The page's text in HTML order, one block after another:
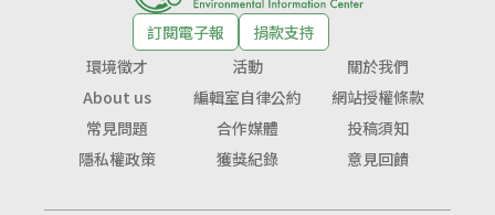
訂閱電子報
捐款支持
環境徵才
活動
關於我們
About us
編輯室自律公約
網站授權條款
常見問題
合作媒體
投稿須知
隱私權政策
獲獎紀錄 意見回饋